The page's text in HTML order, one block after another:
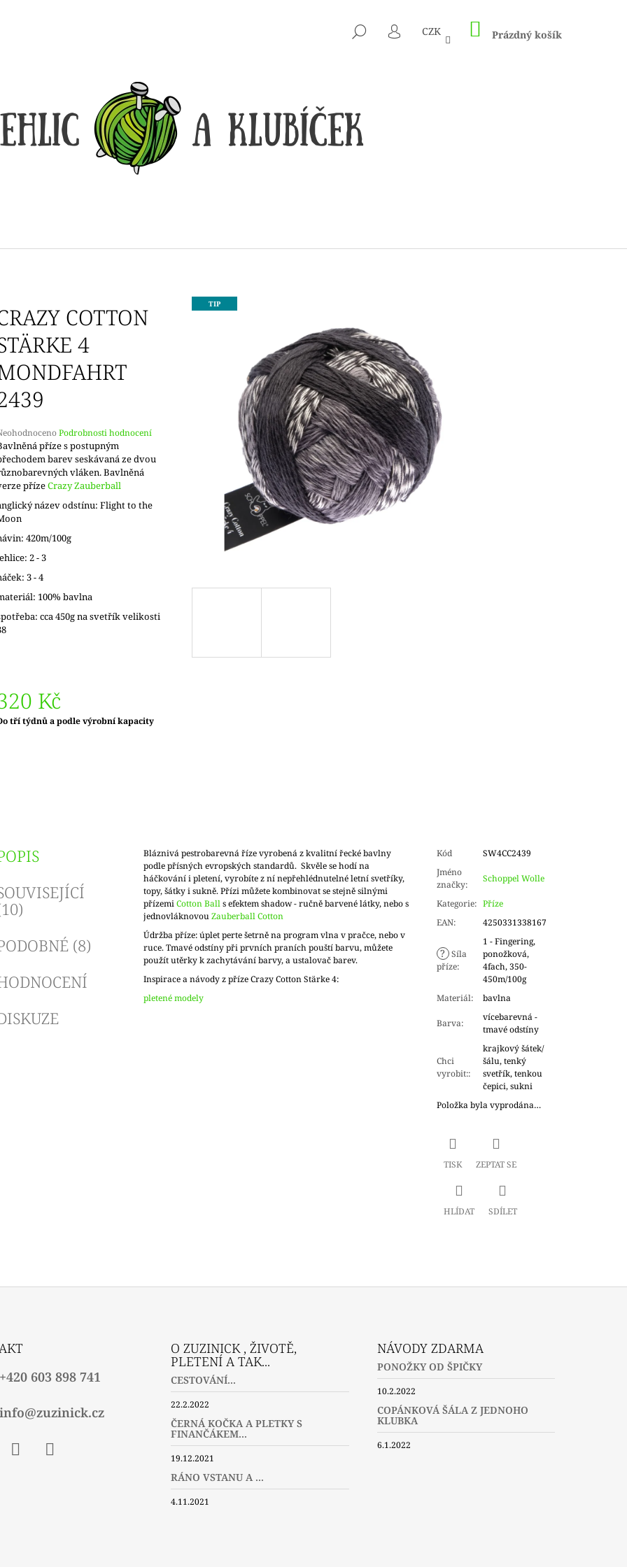
HLEDAT
PŘIHLÁŠENÍ
CZK NÁKUPNÍ
KOŠÍK
Prázdný košík
COTTON
4
Podrobnosti hodnocení
TIP
příze s postupným
barev seskávaná ze dvou
vláken. Bavlněná
přízeCrazy Zauberball
název odstínu: Flight to the
420m/100g
2 - 3
3 - 4
100% bavlna
cca 450g na svetřík velikosti
Kč
tří týdnů a podle výrobní kapacity
(8)
Bláznivá pestrobarevná říze vyrobená z kvalitní řecké bavlny
podle přísných evropských standardů. Skvěle se hodí na
háčkování i pletení, vyrobíte z ní nepřehlédnutelné letní svetříky,
topy, šátky i sukně. Přízi můžete kombinovat se stejně silnými
přízemiCotton Balls efektem shadow - ručně barvené látky, nebo s
jednovláknovouZauberball Cotton
Údržba příze: úplet perte šetrně na program vlna v pračce, nebo v
ruce. Tmavé odstíny při prvních praních pouští barvu, můžete
použít utěrky k zachytávání barvy, a ustalovač barev.
Inspirace a návody z příze Crazy Cotton Stärke 4:
pletené modely
Kód
SW4CC2439
Jméno
značky:
Schoppel Wolle
Kategorie: Příze
EAN: 4250331338167
? Síla
příze:
1 - Fingering,
ponožková,
4fach, 350-
450m/100g
Materiál: bavlna
Barva:
vícebarevná -
tmavé odstíny
Chci
vyrobit::
krajkový šátek/
šálu, tenký
svetřík, tenkou
čepici, sukni
Položka byla vyprodána…
TISK ZEPTAT SE
HLÍDAT SDÍLET
CO POTŘEBUJETE NAJÍT?
HLEDAT
Kč
165 Kč
+420 603 898 741
info@zuzinick.cz
O ZUZINICK , ŽIVOTĚ,
PLETENÍ A TAK...
CESTOVÁNÍ...
22.2.2022
ČERNÁ KOČKA A PLETKY S
FINANČÁKEM...
19.12.2021
RÁNO VSTANU A ...
4.11.2021
NÁVODY ZDARMA
PONOŽKY OD ŠPIČKY
10.2.2022
COPÁNKOVÁ ŠÁLA Z JEDNOHO
KLUBKA
6.1.2022